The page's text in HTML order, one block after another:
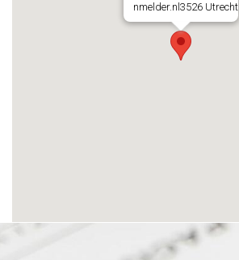
nmelder.nl3526 Utrecht